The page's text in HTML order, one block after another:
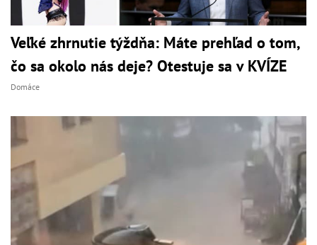
Veľké zhrnutie týždňa: Máte prehľad o tom,
čo sa okolo nás deje? Otestuje sa v KVÍZE
Domáce